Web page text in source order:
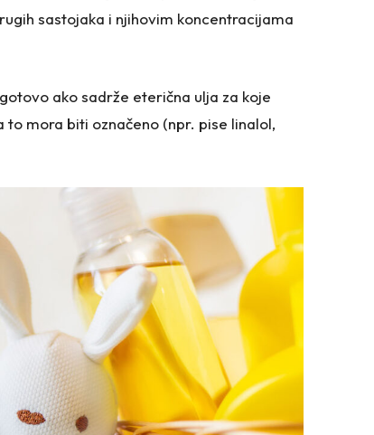
sastojaka i njihovim koncentracijama
ako sadrže eterična ulja za koje
mora biti označeno (npr. pise linalol,